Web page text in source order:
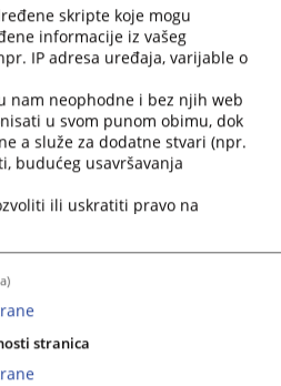
skripte koje mogu
informacije iz vašeg
IP adresa uređaja, varijable o
nam neophodne i bez njih web
u svom punom obimu, dok
a služe za dodatne stvari (npr.
budućeg usavršavanja
ili uskratiti pravo na
stranica